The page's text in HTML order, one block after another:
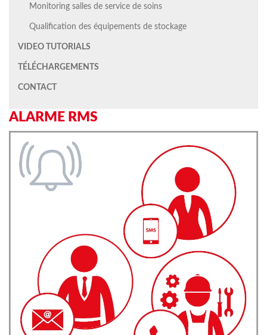
Monitoring salles de service de soins
Qualification des équipements de stockage
VIDEO TUTORIALS
TÉLÉCHARGEMENTS
CONTACT
ALARME RMS